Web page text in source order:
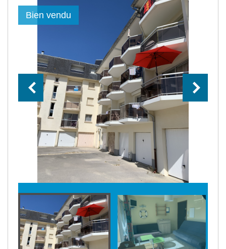
Bien vendu